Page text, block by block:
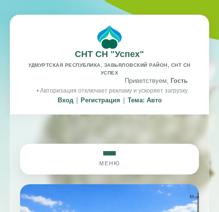
СНТ СН "Успех"
УДМУРТСКАЯ РЕСПУБЛИКА, ЗАВЬЯЛОВСКИЙ РАЙОН, СНТ СН
УСПЕХ
Приветствуем, Гость
• Авторизация отключает рекламу и ускоряет загрузку
Вход Регистрация Тема: Авто
МЕНЮ